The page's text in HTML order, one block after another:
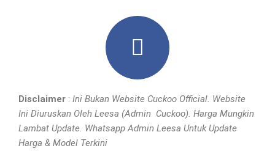
Disclaimer : Ini Bukan Website Cuckoo Official. Website
Ini Diuruskan Oleh Leesa (Admin Cuckoo). Harga Mungkin
Lambat Update. Whatsapp Admin Leesa Untuk Update
Harga & Model Terkini